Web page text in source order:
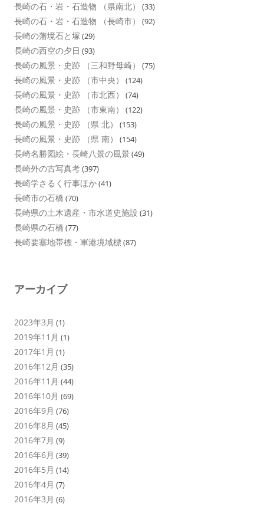
長崎の石・岩・石造物 （県南北） (33)
長崎の石・岩・石造物 （長崎市） (92)
長崎の藩境石と塚 (29)
長崎の西空の夕日 (93)
長崎の風景・史跡 （三和野母崎） (75)
長崎の風景・史跡 （市中央） (124)
長崎の風景・史跡 （市北西） (74)
長崎の風景・史跡 （市東南） (122)
長崎の風景・史跡 （県 北） (153)
長崎の風景・史跡 （県 南） (154)
長崎名勝図絵・長崎八景の風景 (49)
長崎外の古写真考(397)
長崎学さるく行事ほか(41)
長崎市の石橋 (70)
長崎県の土木遺産・市水道史施設 (31)
長崎県の石橋 (77)
長崎要塞地帯標・軍港境域標(87)
アーカイブ
2023年3月 (1)
2019年11月 (1)
2017年1月 (1)
2016年12月 (35)
2016年11月 (44)
2016年10月 (69)
2016年9月 (76)
2016年8月 (45)
2016年7月 (9)
2016年6月 (39)
2016年5月 (14)
2016年4月 (7)
2016年3月 (6)